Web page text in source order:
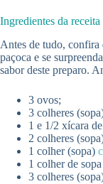
Ingredientes da receita
Antes de tudo, confira
paçoca e se
sabor deste preparo.
3 ovos;
3 colheres
1 e 1/2 xícara
2 colheres
1 colher (sopa)
1 colher de
3 colheres